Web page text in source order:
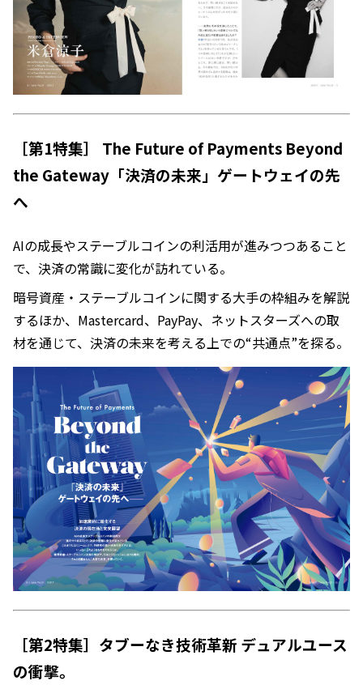
［第1特集］ The Future of Payments Beyond
the Gateway「決済の未来」ゲートウェイの先
へ
AIの成長やステーブルコインの利活用が進みつつあること
で、決済の常識に変化が訪れている。
暗号資産・ステーブルコインに関する大手の枠組みを解説
するほか、Mastercard、PayPay、ネットスターズへの取
材を通じて、決済の未来を考える上での“共通点”を探る。
［第2特集］タブーなき技術革新 デュアルユース
の衝撃。